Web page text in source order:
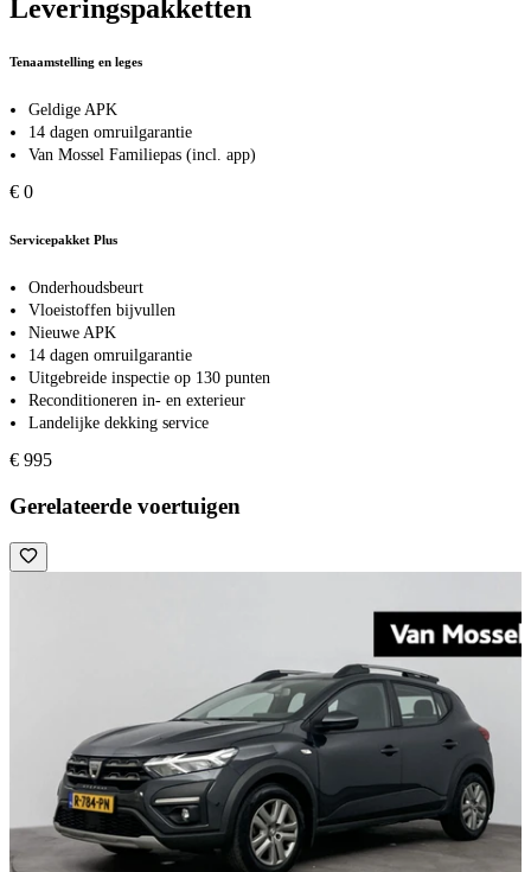
Leveringspakketten
Tenaamstelling en leges
Geldige APK
14 dagen omruilgarantie
Van Mossel Familiepas (incl. app)
€ 0
Servicepakket Plus
Onderhoudsbeurt
Vloeistoffen bijvullen
Nieuwe APK
14 dagen omruilgarantie
Uitgebreide inspectie op 130 punten
Reconditioneren in- en exterieur
Landelijke dekking service
€ 995
Gerelateerde voertuigen